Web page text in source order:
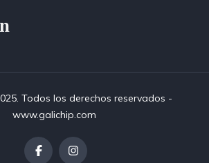
Todos los derechos reservados -
www.galichip.com